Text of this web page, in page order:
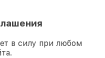
в силу при любом